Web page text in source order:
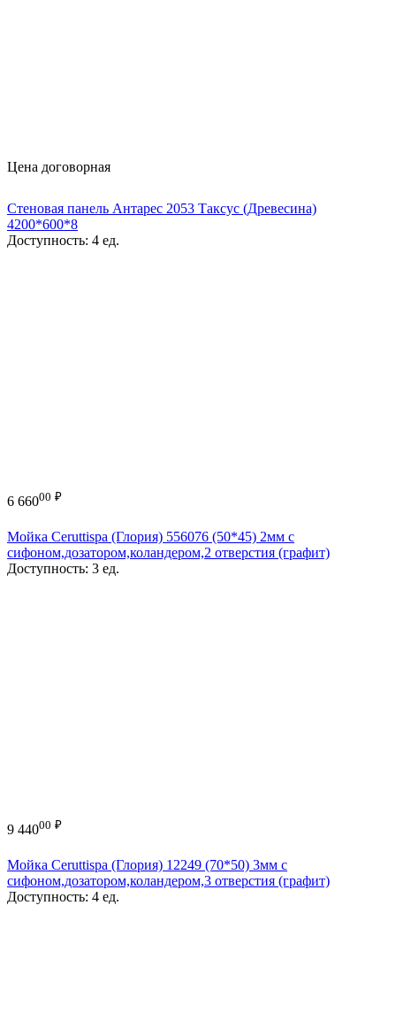
Цена договорная
Стеновая панель Антарес 2053 Таксус (Древесина)
4200*600*8
Доступность: 4 ед.
6 66000 ₽
Мойка Ceruttispa (Глория) 556076 (50*45) 2мм с
сифоном,дозатором,коландером,2 отверстия (графит)
Доступность: 3 ед.
9 44000 ₽
Мойка Ceruttispa (Глория) 12249 (70*50) 3мм с
сифоном,дозатором,коландером,3 отверстия (графит)
Доступность: 4 ед.